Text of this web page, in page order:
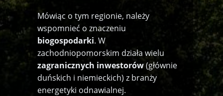
Mówiąc o tym regionie, należy
wspomnieć o znaczeniu
biogospodarki. W
zachodniopomorskim działa wielu
zagranicznych inwestorów(głównie
duńskich i niemieckich) z branży
energetyki odnawialnej.